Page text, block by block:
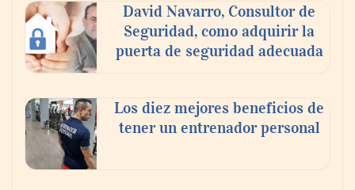
‘El ransomware se puede vencer. No
David Navarro, Consultor de
Seguridad, como adquirir la
puerta de seguridad adecuada
Los diez mejores beneficios de
tener un entrenador personal